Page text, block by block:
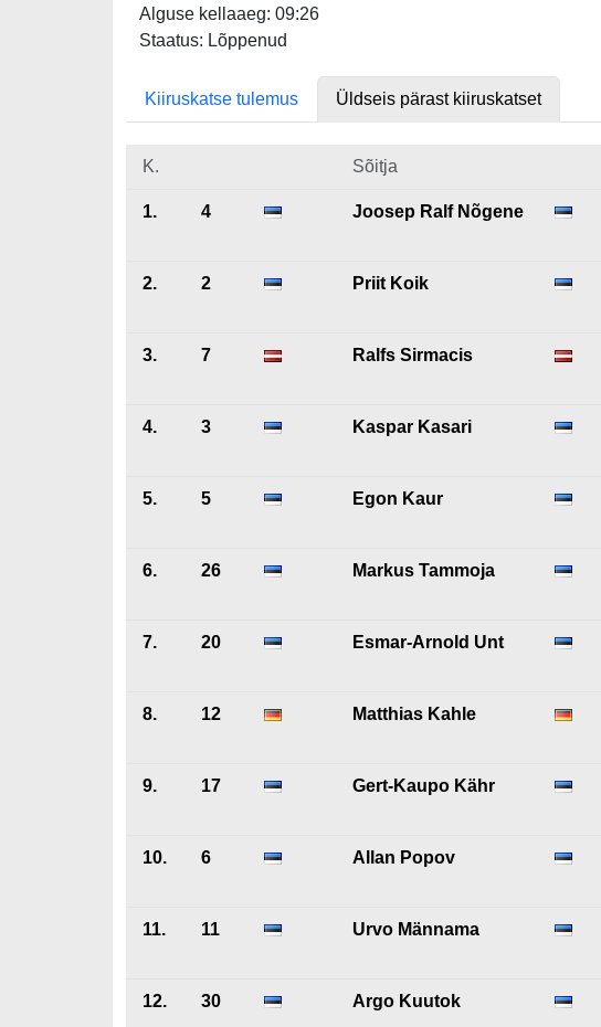
Alguse kellaaeg: 09:26
Staatus: Lõppenud
Kiiruskatse tulemus Üldseis pärast kiiruskatset
K. Sõitja
1. 4 Joosep Ralf Nõgene
2. 2 Priit Koik
3. 7 Ralfs Sirmacis
4. 3 Kaspar Kasari
5. 5 Egon Kaur
6. 26 Markus Tammoja
7. 20 Esmar-Arnold Unt
8. 12 Matthias Kahle
9. 17 Gert-Kaupo Kähr
10. 6 Allan Popov
11. 11 Urvo Männama
12. 30 Argo Kuutok